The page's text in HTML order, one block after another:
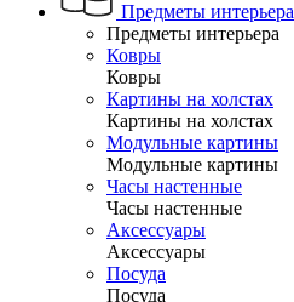
Предметы интерьера
Предметы интерьера
Ковры
Ковры
Картины на холстах
Картины на холстах
Модульные картины
Модульные картины
Часы настенные
Часы настенные
Аксессуары
Аксессуары
Посуда
Посуда